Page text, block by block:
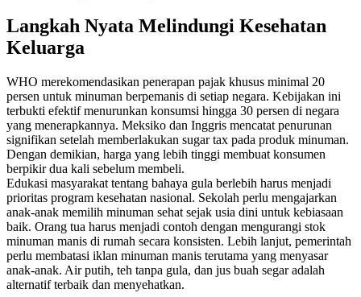
Langkah Nyata Melindungi Kesehatan
Keluarga
WHO merekomendasikan penerapan pajak khusus minimal 20
persen untuk minuman berpemanis di setiap negara. Kebijakan ini
terbukti efektif menurunkan konsumsi hingga 30 persen di negara
yang menerapkannya. Meksiko dan Inggris mencatat penurunan
signifikan setelah memberlakukan sugar tax pada produk minuman.
Dengan demikian, harga yang lebih tinggi membuat konsumen
berpikir dua kali sebelum membeli.
Edukasi masyarakat tentang bahaya gula berlebih harus menjadi
prioritas program kesehatan nasional. Sekolah perlu mengajarkan
anak-anak memilih minuman sehat sejak usia dini untuk kebiasaan
baik. Orang tua harus menjadi contoh dengan mengurangi stok
minuman manis di rumah secara konsisten. Lebih lanjut, pemerintah
perlu membatasi iklan minuman manis terutama yang menyasar
anak-anak. Air putih, teh tanpa gula, dan jus buah segar adalah
alternatif terbaik dan menyehatkan.